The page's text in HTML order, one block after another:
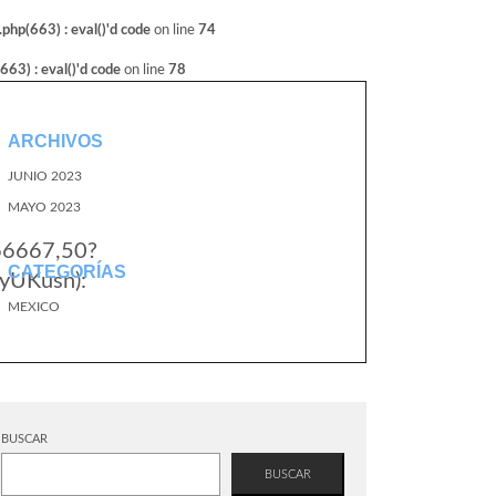
: eval()'d code on line 74
: eval()'d code on line 78
ARCHIVOS
JUNIO 2023
MAYO 2023
CATEGORÍAS
MEXICO
BUSCAR
BUSCAR